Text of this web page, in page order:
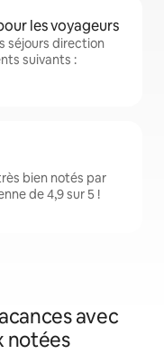
les voyageurs
séjours direction
suivants :
bien notés par
de 4,9 sur 5 !
avec
notées